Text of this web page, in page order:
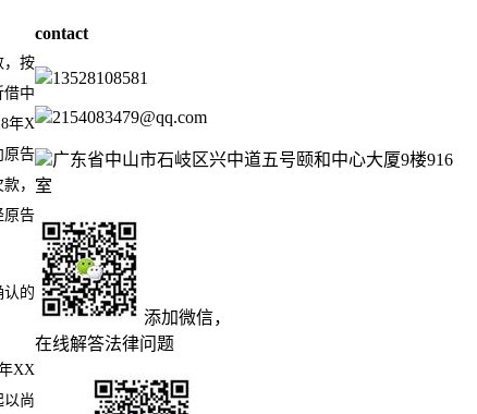
，按
借中
年X
原告
，
原告
认的
XX
以尚
contact
13528108581
2154083479@qq.com
广东省中山市石岐区兴中道五号颐和中心大厦9楼916
室
添加微信，
在线解答法律问题